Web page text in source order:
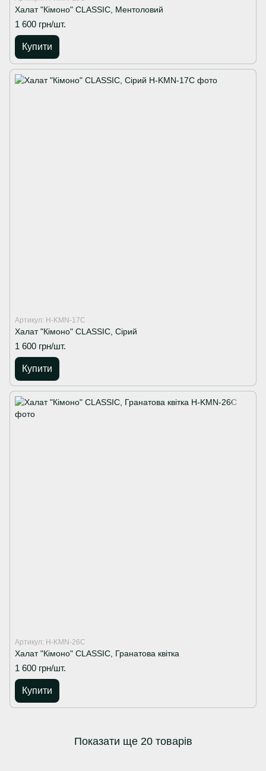
Халат "Кімоно" CLASSIC, Ментоловий
1 600 грн/шт.
Купити
Артикул: H-KMN-17C
Халат "Кімоно" CLASSIC, Сірий
1 600 грн/шт.
Купити
Артикул: H-KMN-26C
Халат "Кімоно" CLASSIC, Гранатова квітка
1 600 грн/шт.
Купити
Показати ще 20 товарів